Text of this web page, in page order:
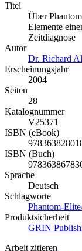
Titel
Über
Elemente
Zeitdiagnose
Autor
Dr. Richard
Erscheinungsjahr
2004
Seiten
28
Katalognummer
V25371
ISBN (eBook)
ISBN (Buch)
Sprache
Deutsch
Schlagworte
Phantom-
Produktsicherheit
GRIN
Arbeit zitieren